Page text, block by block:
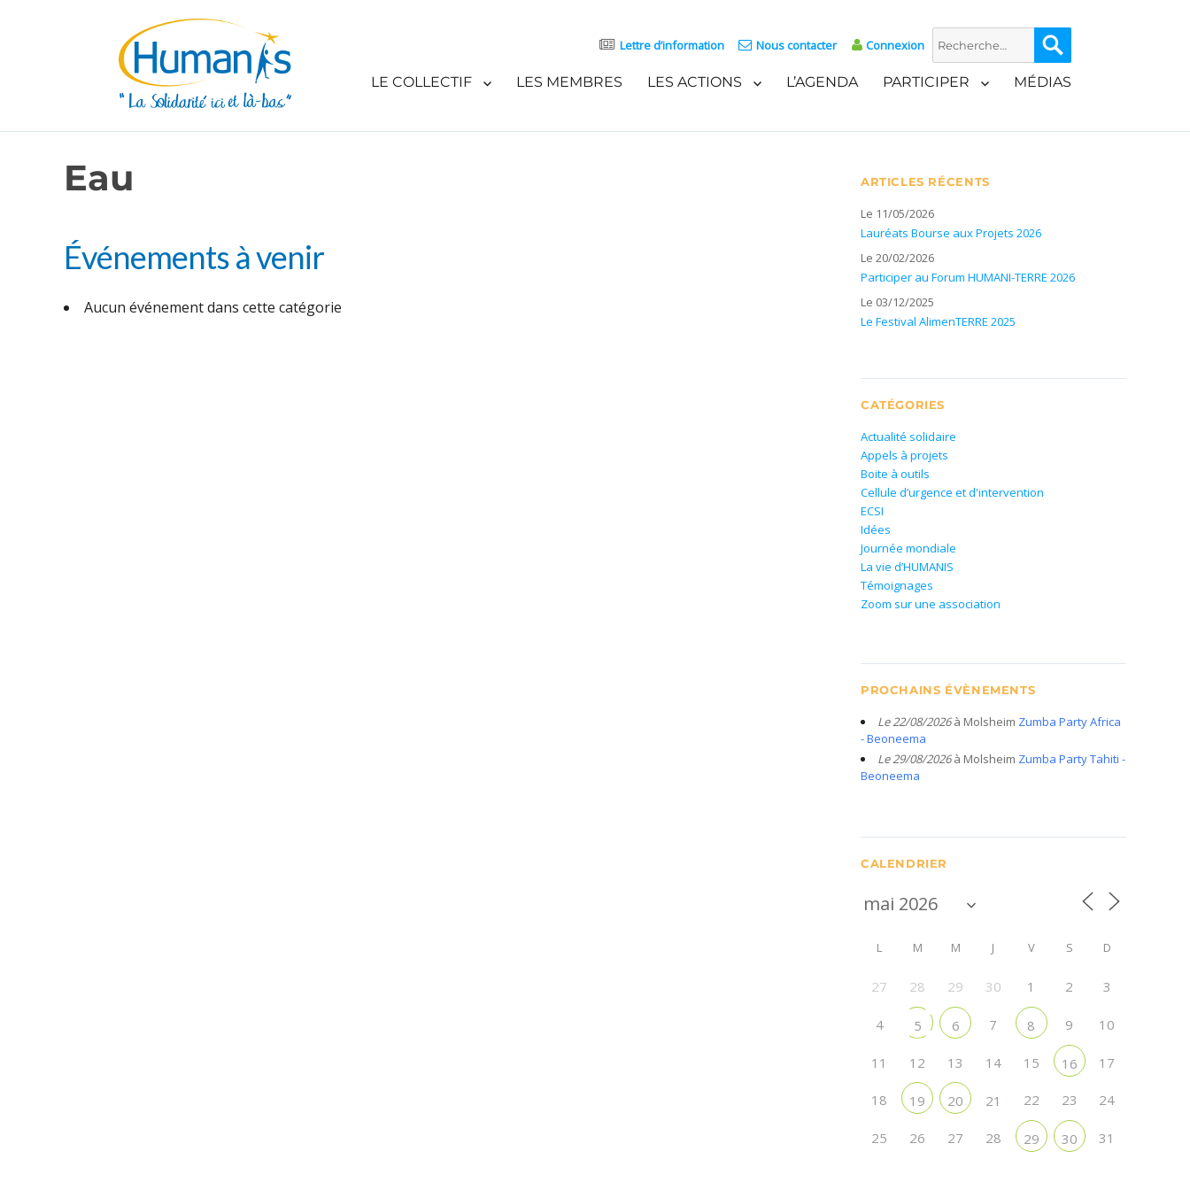
Lettre d’information Nous contacter Connexion
Recherche
pour :
LE COLLECTIF LES MEMBRES LES ACTIONS L’AGENDA PARTICIPER MÉDIAS
Eau
Événements à venir
Aucun événement dans cette catégorie
ARTICLES RÉCENTS
Le 11/05/2026
Lauréats Bourse aux Projets 2026
Le 20/02/2026
Participer au Forum HUMANI-TERRE 2026
Le 03/12/2025
Le Festival AlimenTERRE 2025
CATÉGORIES
Actualité solidaire
Appels à projets
Boite à outils
Cellule d’urgence et d'intervention
ECSI
Idées
Journée mondiale
La vie d’HUMANIS
Témoignages
Zoom sur une association
PROCHAINS ÉVÈNEMENTS
Le 22/08/2026à Molsheim Zumba Party Africa
- Beoneema
Le 29/08/2026à Molsheim Zumba Party Tahiti -
Beoneema
CALENDRIER
L M M J V S D
27 28 29 30 1 2 3
4 5 6 7 8 9 10
11 12 13 14 15 16 17
18 19 20 21 22 23 24
25 26 27 28 29 30 31